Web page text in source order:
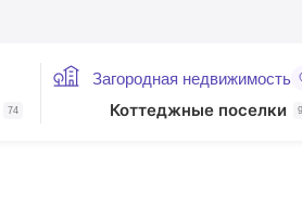
74
Загородная недвижимость
Коттеджные поселки